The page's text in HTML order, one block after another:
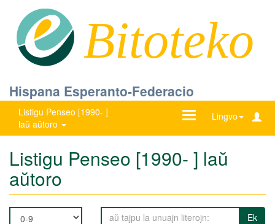
Bitoteko
Hispana Esperanto-Federacio
Listigu Penseo [1990- ]
laŭ aŭtoro
Lingvo
Ŝanĝu
Listigu Penseo [1990- ] laŭ
aŭtoro
Ek